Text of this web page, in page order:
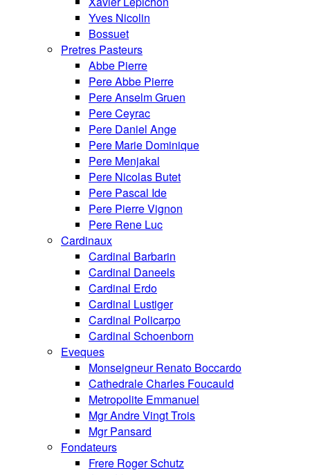
Yves Nicolin
Bossuet
Pretres Pasteurs
Abbe Pierre
Pere Abbe Pierre
Pere Anselm Gruen
Pere Ceyrac
Pere Daniel Ange
Pere Marie Dominique
Pere Menjakal
Pere Nicolas Butet
Pere Pascal Ide
Pere Pierre Vignon
Pere Rene Luc
Cardinaux
Cardinal Barbarin
Cardinal Daneels
Cardinal Erdo
Cardinal Lustiger
Cardinal Policarpo
Cardinal Schoenborn
Eveques
Monseigneur Renato Boccardo
Cathedrale Charles Foucauld
Metropolite Emmanuel
Mgr Andre Vingt Trois
Mgr Pansard
Fondateurs
Frere Roger Schutz